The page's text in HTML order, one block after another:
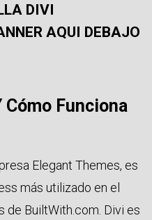
DIVI
AQUI DEBAJO
Cómo Funciona
Elegant Themes, es
más utilizado en el
de BuiltWith.com. Divi es